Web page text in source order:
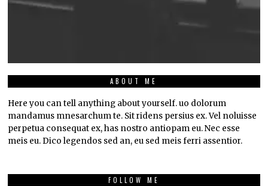
ABOUT ME
Here you can tell anything about yourself. uo dolorum
mandamus mnesarchum te. Sit ridens persius ex. Vel noluisse
perpetua consequat ex, has nostro antiopam eu. Nec esse
meis eu. Dico legendos sed an, eu sed meis ferri assentior.
FOLLOW ME